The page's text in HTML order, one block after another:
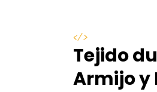
</>
Tejido
Armijo y